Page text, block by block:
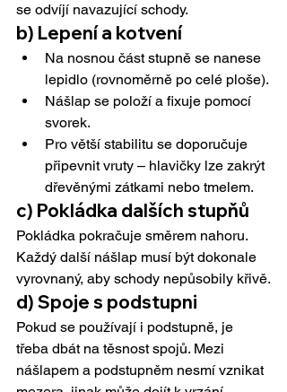
se odvíjí navazující schody.
b) Lepení a kotvení
Na nosnou část stupně se nanese
lepidlo (rovnoměrně po celé ploše).
Nášlap se položí a fixuje pomocí
svorek.
Pro větší stabilitu se doporučuje
připevnit vruty – hlavičky lze zakrýt
dřevěnými zátkami nebo tmelem.
c) Pokládka dalších stupňů
Pokládka pokračuje směrem nahoru.
Každý další nášlap musí být dokonale
vyrovnaný, aby schody nepůsobily křivě.
d) Spoje s podstupni
Pokud se používají i podstupně, je
třeba dbát na těsnost spojů. Mezi
nášlapem a podstupněm nesmí vznikat